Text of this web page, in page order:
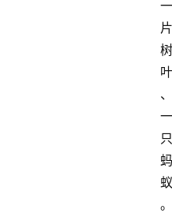
一
片
树
叶
、
一
只
蚂
蚁
。